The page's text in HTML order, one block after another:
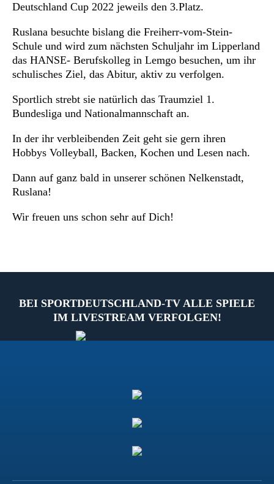
Deutschland Cup 2022 jeweils den 3.Platz.
Ruslana besuchte bislang die Freiherr-vom-Stein-
Schule und wird zum nächsten Schuljahr im Lipperland
das HANSE- Berufskolleg in Lemgo besuchen, um ihr
schulisches Ziel, das Abitur, aktiv zu verfolgen.
Sportlich strebt sie natürlich das Traumziel 1.
Bundesliga und Nationalmannschaft an.
In der ihr verbleibenden Zeit geht sie gern ihren
Hobbys Volleyball, Backen, Kochen und Lesen nach.
Dann auf ganz bald in unserer schönen Nelkenstadt,
Ruslana!
Wir freuen uns schon sehr auf Dich!
BEI SPORTDEUTSCHLAND-TV ALLE SPIELE
IM LIVESTREAM VERFOLGEN!